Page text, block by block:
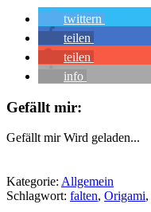
twittern
teilen
teilen
info
Gefällt mir:
Gefällt mir Wird geladen...
Kategorie: Allgemein
Schlagwort: falten, Origami,